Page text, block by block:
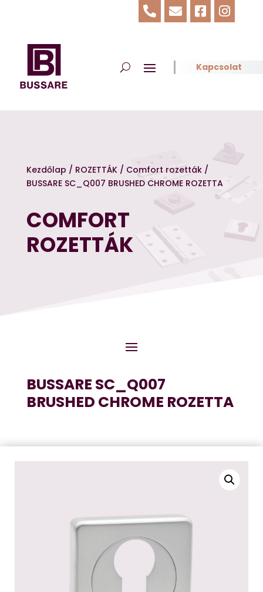
   
Kapcsolat
Kezdőlap / ROZETTÁK/ Comfort rozetták/
BUSSARE SC_Q007 BRUSHED CHROME ROZETTA
COMFORT
ROZETTÁK
BUSSARE SC_Q007
BRUSHED CHROME ROZETTA